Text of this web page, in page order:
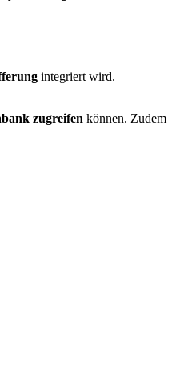
integriert wird.
zugreifen können. Zudem